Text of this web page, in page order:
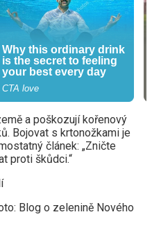
a poškozují kořenový
Bojovat s krtonožkami je
článek: „Zničte
proti škůdci.“
Blog o zelenině Nového